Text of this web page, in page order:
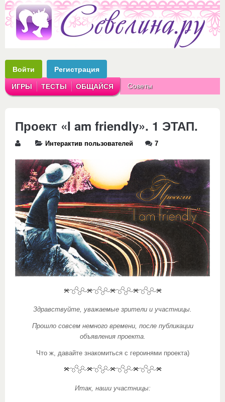
Войти Регистрация
ИГРЫ ТЕСТЫ ОБЩАЙСЯ Советы
Проект «I am friendly». 1 ЭТАП.
Интерактив пользователей 7
Здравствуйте, уважаемые зрители и участницы.
Прошло совсем немного времени, после публикации
объявления проекта.
Что ж, давайте знакомиться с героинями проекта)
Итак, наши участницы: